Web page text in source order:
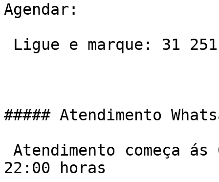
Agendar:
##### Atendimento
22:00 horas